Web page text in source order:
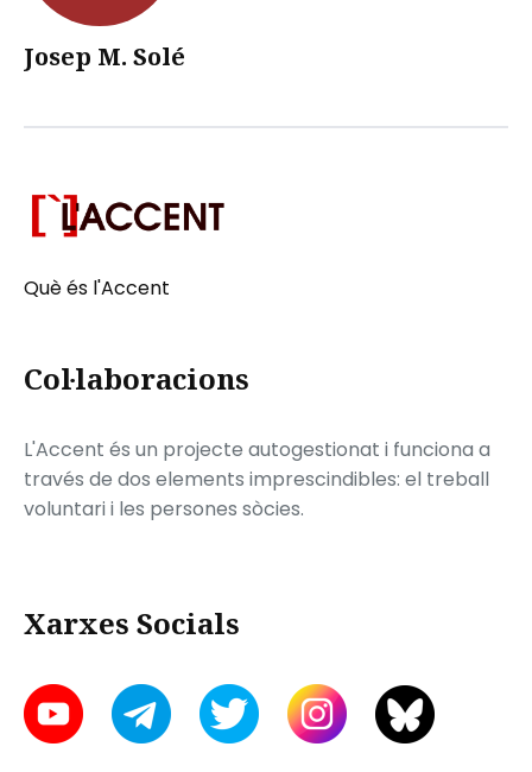
Josep M. Solé
Què és l'Accent
Col·laboracions
L'Accent és un projecte autogestionat i funciona a
través de dos elements imprescindibles: el treball
voluntari i les persones sòcies.
Xarxes Socials